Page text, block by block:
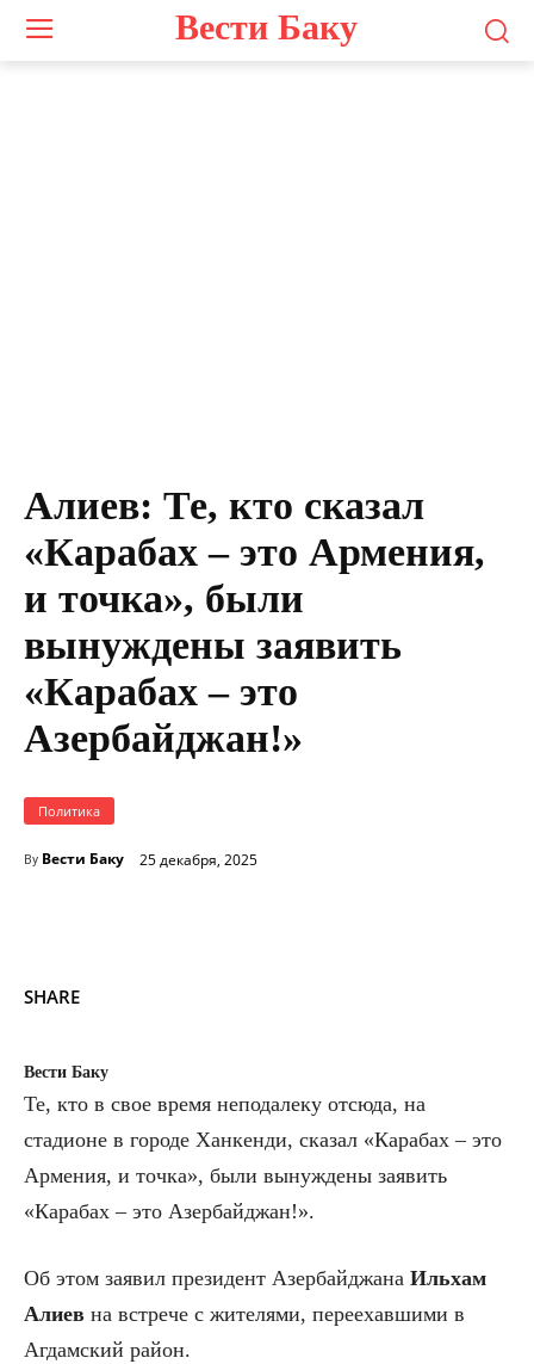
Вести Баку
Алиев: Те, кто сказал
«Карабах – это Армения,
и точка», были
вынуждены заявить
«Карабах – это
Азербайджан!»
Политика
By Вести Баку 25 декабря, 2025
SHARE
Вести Баку
Те, кто в свое время неподалеку отсюда, на
стадионе в городе Ханкенди, сказал «Карабах – это
Армения, и точка», были вынуждены заявить
«Карабах – это Азербайджан!».
Об этом заявил президент Азербайджана Ильхам
Алиев на встрече с жителями, переехавшими в
Агдамский район.